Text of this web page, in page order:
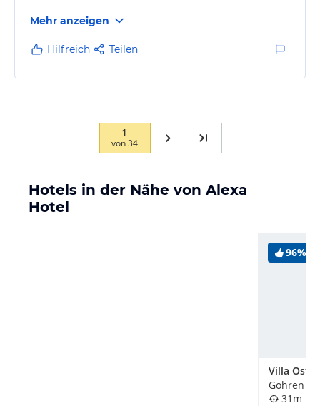
vorhanden ist . Es gab fast jeden Tag Hähnchen -
CordonBlue, Hähnchenschnitzel, Hähnchenkeulen
und Hähnchenschnitzel ohne Panade. Einmal war
durchwachsener Kassler .Ein Fischgericht war auch
Mehr anzeigen
Hilfreich Teilen
1
von34
Hotels in der Nähe von Alexa
Hotel
96%
Villa
Göhren
31m